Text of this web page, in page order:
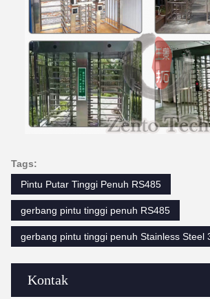
Kontak
Tags:
Pintu Putar Tinggi Penuh RS485
gerbang pintu tinggi penuh RS485
gerbang pintu tinggi penuh Stainless Steel